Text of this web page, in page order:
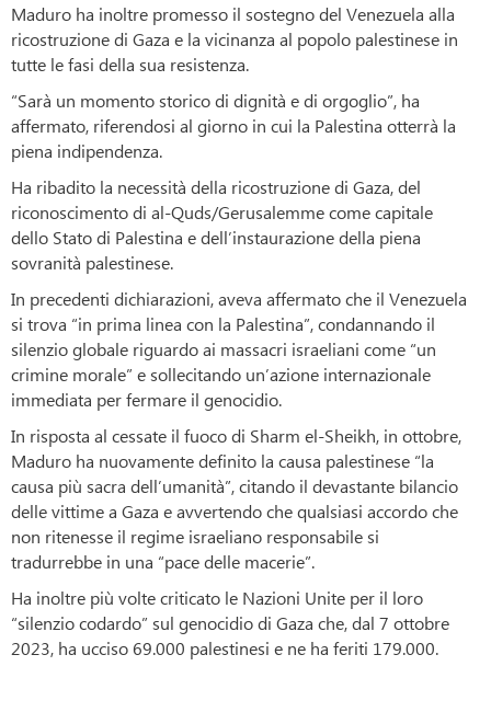
Maduro ha inoltre promesso il sostegno del Venezuela alla
ricostruzione di Gaza e la vicinanza al popolo palestinese in
tutte le fasi della sua resistenza.
“Sarà un momento storico di dignità e di orgoglio”, ha
affermato, riferendosi al giorno in cui la Palestina otterrà la
piena indipendenza.
Ha ribadito la necessità della ricostruzione di Gaza, del
riconoscimento di al-Quds/Gerusalemme come capitale
dello Stato di Palestina e dell’instaurazione della piena
sovranità palestinese.
In precedenti dichiarazioni, aveva affermato che il Venezuela
si trova “in prima linea con la Palestina”, condannando il
silenzio globale riguardo ai massacri israeliani come “un
crimine morale” e sollecitando un’azione internazionale
immediata per fermare il genocidio.
In risposta al cessate il fuoco di Sharm el-Sheikh, in ottobre,
Maduro ha nuovamente definito la causa palestinese “la
causa più sacra dell’umanità”, citando il devastante bilancio
delle vittime a Gaza e avvertendo che qualsiasi accordo che
non ritenesse il regime israeliano responsabile si
tradurrebbe in una “pace delle macerie”.
Ha inoltre più volte criticato le Nazioni Unite per il loro
“silenzio codardo” sul genocidio di Gaza che, dal 7 ottobre
2023, ha ucciso 69.000 palestinesi e ne ha feriti 179.000.